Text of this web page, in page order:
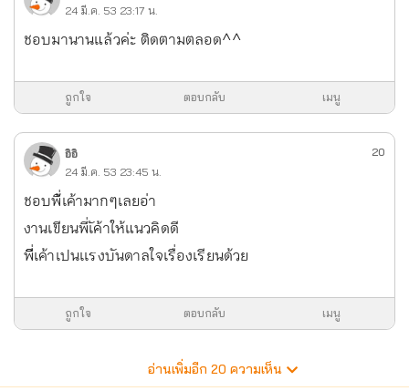
24 มี.ค. 53 23:17 น.
ชอบมานานแล้วค่ะ ติดตามตลอด^^
ถูกใจ ตอบกลับ เมนู
อิอิ
24 มี.ค. 53 23:45 น.
20
ชอบพี่้เค้ามากๆเลยอ่า
งานเขียนพี่เัค้าให้แนวคิดดี
พีี่เค้าเปนเเรงบันดาลใจเรื่องเรียนด้วย
ถูกใจ ตอบกลับ เมนู
อ่านเพิ่มอีก 20 ความเห็น